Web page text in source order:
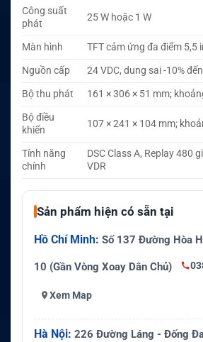
Công suất
phát
25 W hoặc 1 W
Màn hình
TFT cảm ứng đa điểm 5,5
Nguồn cấp
24 VDC, dung sai -10%
Bộ thu phát
161 × 306 × 51 mm;
Bộ điều
khiển
107 × 241 × 104 mm;
Tính năng
chính
DSC Class A, Replay 480
VDR
Sản phẩm hiện có sẵn tại
Hồ Chí Minh: Số 137 Đường Hòa
10 (Gần Vòng Xoay Dân Chủ)
Xem Map
Hà Nội: 226 Đường Láng - Đống